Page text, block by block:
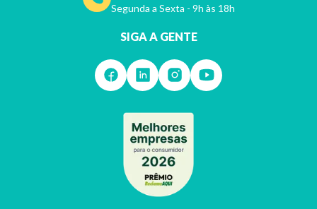
Segunda a Sexta - 9h às 18h
SIGA A GENTE